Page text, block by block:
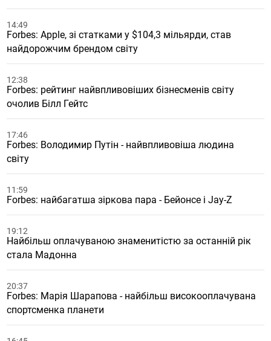
14:49
Forbes: Apple, зі статками у $104,3 мільярди, став
найдорожчим брендом світу
12:38
Forbes: рейтинг найвпливовіших бізнесменів світу
очолив Білл Гейтс
17:46
Forbes: Володимир Путін - найвпливовіша людина
світу
11:59
Forbes: найбагатша зіркова пара - Бейонсе і Jay-Z
19:12
Найбільш оплачуваною знаменитістю за останній рік
стала Мадонна
20:37
Forbes: Марія Шарапова - найбільш високооплачувана
спортсменка планети